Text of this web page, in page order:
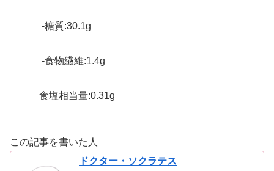
-糖質:30.1g
-食物繊維:1.4g
食塩相当量:0.31g
この記事を書いた人
ドクター・ソクラテス